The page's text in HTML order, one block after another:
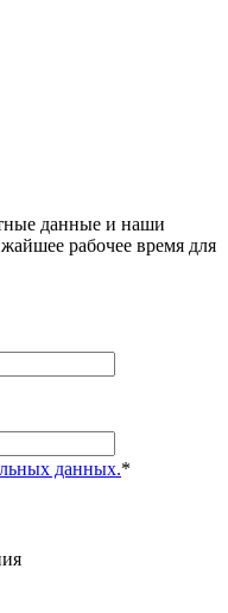
данные и наши
рабочее время для
данных.*